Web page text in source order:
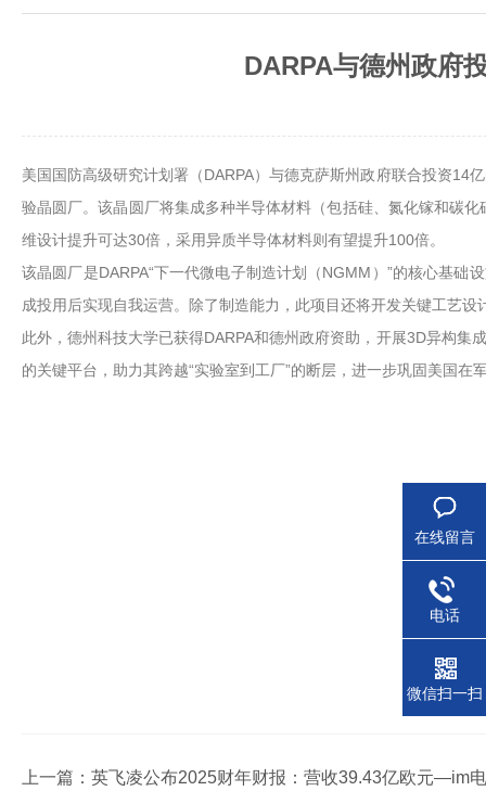
DARPA与德州政府
美国国防高级研究计划署（DARPA）与德克萨斯州政府联合投资14
验晶圆厂。该晶圆厂将集成多种半导体材料（包括硅、氮化镓和碳
维设计提升可达30倍，采用异质半导体材料则有望提升100倍。
该晶圆厂是DARPA“下一代微电子制造计划（NGMM）”的核心基
成投用后实现自我运营。除了制造能力，此项目还将开发关键工艺
此外，德州科技大学已获得DARPA和德州政府资助，开展3D异构
的关键平台，助力其跨越“实验室到工厂”的断层，进一步巩固美国
上一篇： 英飞凌公布2025财年财报：营收39.43亿欧元—im
在线留言
电话
微信扫一扫